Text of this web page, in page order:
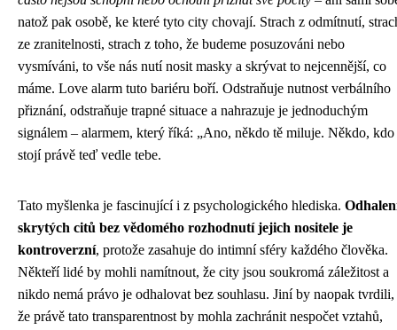
natož pak osobě, ke které tyto city chovají. Strach z odmítnutí,
ze zranitelnosti, strach z toho, že budeme posuzováni nebo
vysmíváni, to vše nás nutí nosit masky a skrývat to nejcennější, co
máme. Love alarm tuto bariéru boří. Odstraňuje nutnost verbálního
přiznání, odstraňuje trapné situace a nahrazuje je jednoduchým
signálem – alarmem, který říká: „Ano, někdo tě miluje. Někdo, kdo
stojí právě teď vedle tebe.
Tato myšlenka je fascinující i z psychologického hlediska.
skrytých citů bez vědomého rozhodnutí jejich nositele je
kontroverzní, protože zasahuje do intimní sféry každého člověka.
Někteří lidé by mohli namítnout, že city jsou soukromá záležitost a
nikdo nemá právo je odhalovat bez souhlasu. Jiní by naopak tvrdili,
že právě tato transparentnost by mohla zachránit nespočet vztahů,